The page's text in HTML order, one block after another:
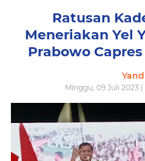
Ratusan
Meneriakan Yel
Prabowo
Minggu, 09 Juli 2023